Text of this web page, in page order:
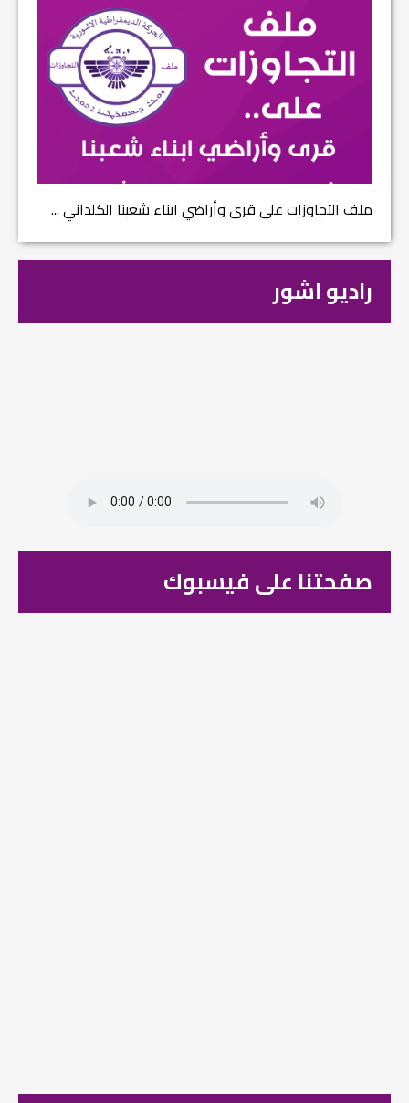
ملف التجاوزات على قرى وأراضي ابناء شعبنا الكلداني ...
راديو اشور
صفحتنا على فيسبوك